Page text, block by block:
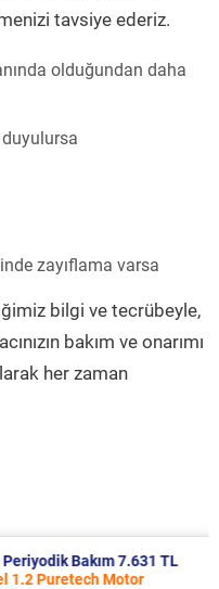
tavsiye ederiz.
olduğundan daha
duyulursa
zayıflama varsa
bilgi ve tecrübeyle,
bakım ve onarımı
her zaman
7.631 TL
Motor